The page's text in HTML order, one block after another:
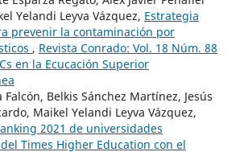
Yelandi Leyva Vázquez, Estrategia
prevenir la contaminación por
, Revista Conrado: Vol. 18 Núm. 88
en la Ecucación Superior
Belkis Sánchez Martínez, Jesús
Maikel Yelandi Leyva Vázquez,
2021 de universidades
Times Higher Education con el